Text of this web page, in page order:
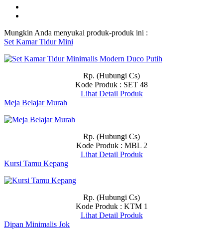
Mungkin Anda menyukai produk-produk ini :
Set Kamar Tidur Mini
Rp. (Hubungi Cs)
Kode Produk : SET 48
Lihat Detail Produk
Meja Belajar Murah
Rp. (Hubungi Cs)
Kode Produk : MBL 2
Lihat Detail Produk
Kursi Tamu Kepang
Rp. (Hubungi Cs)
Kode Produk : KTM 1
Lihat Detail Produk
Dipan Minimalis Jok